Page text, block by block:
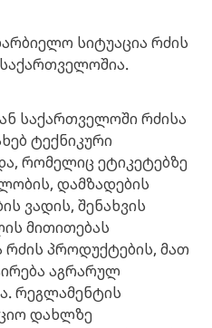
სიტუაცია რძის
საქართველოში რძისა
ტექნიკური
რომელიც ეტიკეტებზე
დამზადების
ვადის, შენახვის
მითითებას
რძის პროდუქტების, მათ
აგრარულ
რეგლამენტის
დახლზე